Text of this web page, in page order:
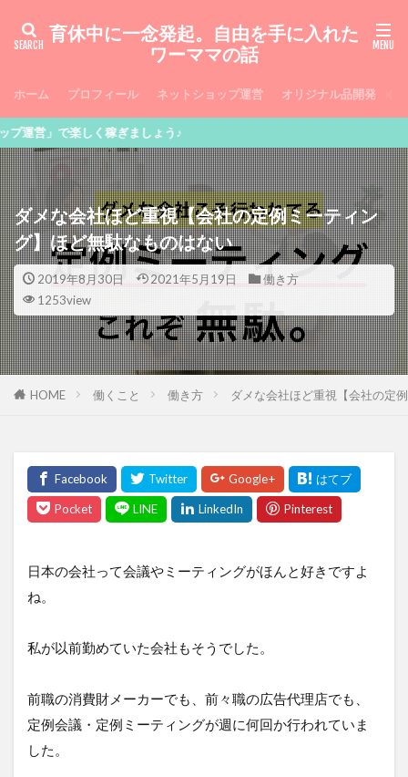
育休中に一念発起。自由を手に入れた
ワーママの話
ホーム プロフィール ネットショップ運営 オリジナル品開発
ぎましょう♪
ダメな会社ほど重視【会社の定例ミーティン
グ】ほど無駄なものはない
2019年8月30日 2021年5月19日
働き方
1253view
HOME 働くこと 働き方 ダメな会社ほど重視【会社の定
日本の会社って会議やミーティングがほんと好きですよ
ね。
私が以前勤めていた会社もそうでした。
前職の消費財メーカーでも、前々職の広告代理店でも、
定例会議・定例ミーティングが週に何回か行われていま
した。